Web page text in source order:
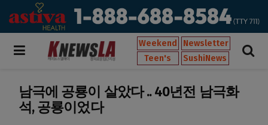
Weekend
Newsletter
Teen's
SushiNews
남극에 공룡이 살았다 .. 40년전 남극화
석, 공룡이었다